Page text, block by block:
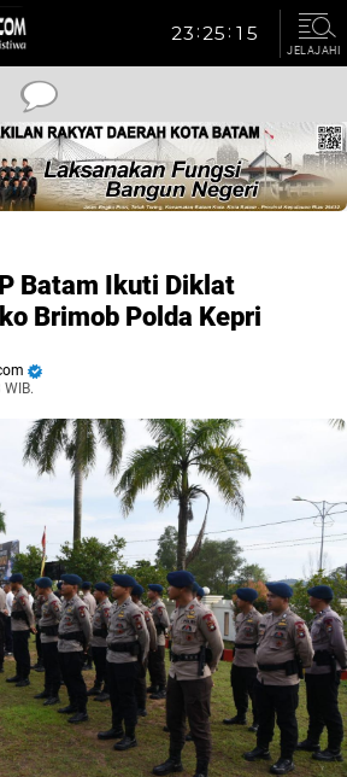
JELAJAHI
Batam Ikuti Diklat
Brimob Polda Kepri